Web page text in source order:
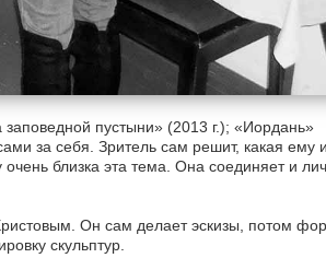
пустыни» (2013 г.); «Иордань»
за себя. Зритель сам решит, какая ему
близка эта тема. Она соединяет и
Он сам делает эскизы, потом
скульптур.